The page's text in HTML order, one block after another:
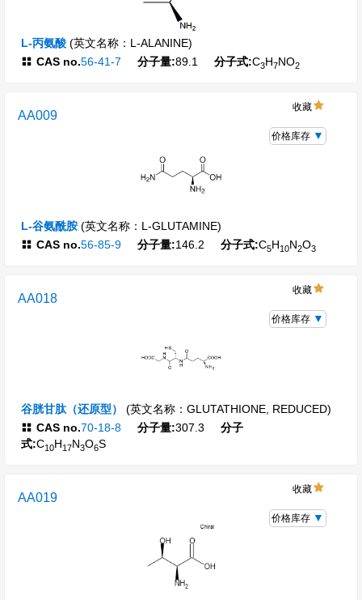
L-丙氨酸 (英文名称：L-ALANINE)
CAS no.56-41-7 分子量:89.1 分子式:C3H7NO2
AA009
L-谷氨酰胺 (英文名称：L-GLUTAMINE)
CAS no.56-85-9 分子量:146.2 分子式:C5H10N2O3
收藏
价格库存
AA018
谷胱甘肽（还原型）
(英文名称：GLUTATHIONE, REDUCED)
CAS no.70-18-8 分子量:307.3
分子
式:C10H17N3O6S
收藏
价格库存
AA019
收藏
价格库存